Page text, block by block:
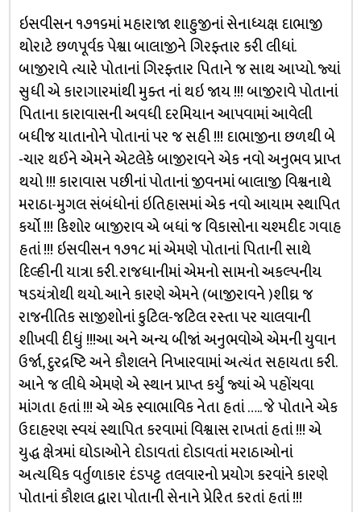
ઇસવીસન ૧૭૧૬માં મહારાજા શાહુજીનાં સેનાધ્યક્ષ દાભાજી
થોરાટે છળપૂર્વક પેશ્વા બાલાજીને ગિરફ્તાર કરી લીધાં.
બાજીરાવે ત્યારે પોતાનાં ગિરફ્તાર પિતાને જ સાથ આપ્યો. જ્યાં
સુધી એ કારાગારમાંથી મુક્ત નાં થઇ જાય !!! બાજીરાવે પોતાનાં
પિતાના કારાવાસની અવધી દરમિયાન આપવામાં આવેલી
બધીજ યાતાનોને પોતાનાં પર જ સહી !!! દાભાજીના છળથી બે
-ચાર થઈને એમને એટલેકે બાજીરાવને એક નવો અનુભવ પ્રાપ્ત
થયો !!! કારાવાસ પછીનાં પોતાનાં જીવનમાં બાલાજી વિશ્વનાથે
મરાઠા-મુગલ સંબંધોનાં ઇતિહાસમાં એક નવો આયામ સ્થાપિત
કર્યો !!! કિશોર બાજીરાવ એ બધાં જ વિકાસોના ચશ્મદીદ ગવાહ
હતાં !!! ઇસવીસન ૧૭૧૮ માં એમણે પોતાનાં પિતાની સાથે
દિલ્હીની યાત્રા કરી. રાજધાનીમાં એમનો સામનો અકલ્પનીય
ષડયંત્રોથી થયો. આને કારણે એમને (બાજીરાવને )શીઘ્ર જ
રાજનીતિક સાજીશોનાં કુટિલ-જટિલ રસ્તા પર ચાલવાની
શીખવી દીધું !!!આ અને અન્ય બીજાં અનુભવોએ એમની યુવાન
ઉર્જા, દુરદ્રષ્ટિ અને કૌશલને નિખારવામાં અત્યંત સહાયતા કરી.
આને જ લીધે એમણે એ સ્થાન પ્રાપ્ત કર્યું જ્યાં એ પહોંચવા
માંગતા હતાં !!! એ એક સ્વાભાવિક નેતા હતાં ….. જે પોતાને એક
ઉદાહરણ સ્વયં સ્થાપિત કરવામાં વિશ્વાસ રાખતાં હતાં !!! એ
યુદ્ધ ક્ષેત્રમાં ઘોડાઓને દોડાવતાં દોડાવતાં મરાઠાઓનાં
અત્યધિક વર્તુળાકાર દંડપટ્ટ તલવારનો પ્રયોગ કરવાંને કારણે
પોતાનાં કૌશલ દ્વારા પોતાની સેનાને પ્રેરિત કરતાં હતાં !!!